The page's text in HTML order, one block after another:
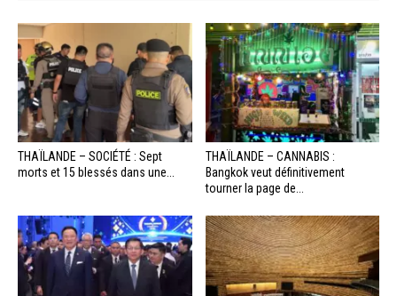
THAÏLANDE – SOCIÉTÉ : Sept
morts et 15 blessés dans une...
THAÏLANDE – CANNABIS :
Bangkok veut définitivement
tourner la page de...